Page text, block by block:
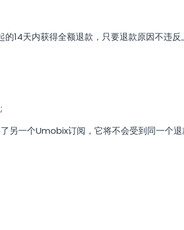
14天内获得全额退款，只要退款原因不违反
另一个Umobix订阅，它将不会受到同一个